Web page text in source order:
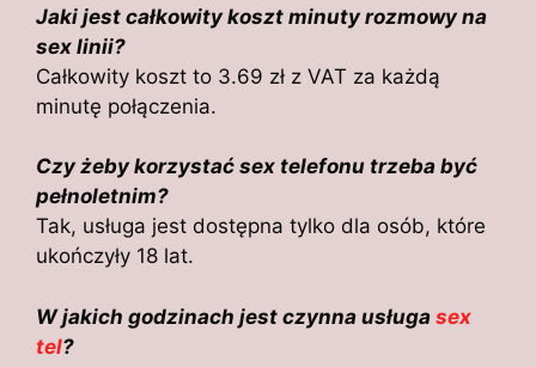
Jaki jest całkowity koszt minuty rozmowy na
sex linii?
Całkowity koszt to 3.69 zł z VAT za każdą
minutę połączenia.
Czy żeby korzystać sex telefonu trzeba być
pełnoletnim?
Tak, usługa jest dostępna tylko dla osób, które
ukończyły 18 lat.
W jakich godzinach jest czynna usługa sex
tel?